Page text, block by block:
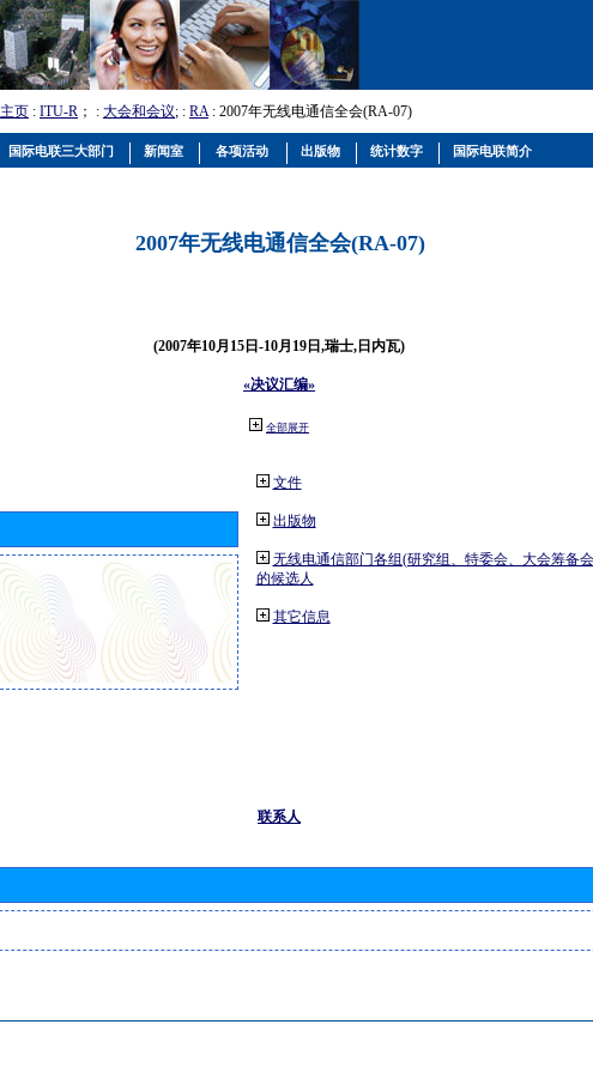
主页 : ITU-R ； : 大会和会议; : RA: 2007年无线电通信全会(RA-07)
2007年无线电通信全会(RA-07)
(2007年10月15日-10月19日,瑞士,日内瓦)
«决议汇编»
全部展开
文件
出版物
无线电通信部门各组(研究组、特委会、大会筹备
的候选人
其它信息
联系人
国际电联三大部门 新闻室 各项活动 出版物 统计数字 国际电联简介